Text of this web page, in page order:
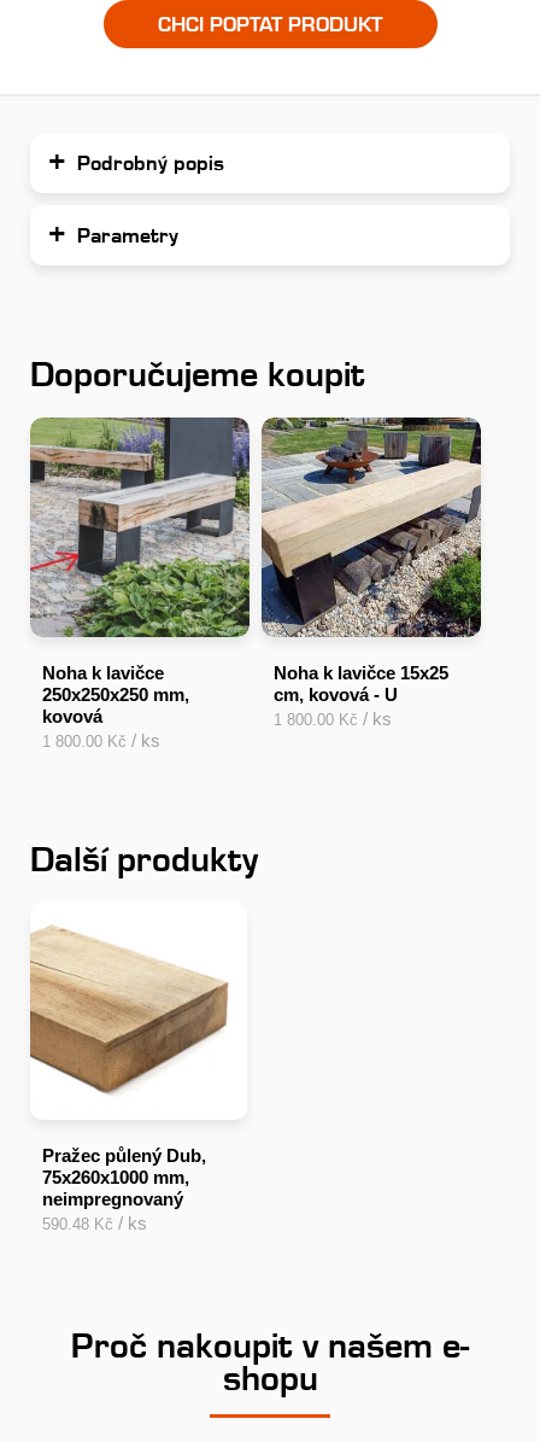
CHCI POPTAT PRODUKT
Podrobný popis
Parametry
Doporučujeme koupit
Noha k lavičce
250x250x250 mm,
kovová
1 800.00 Kč / ks
Noha k lavičce 15x25
cm, kovová - U
1 800.00 Kč / ks
Další produkty
Pražec půlený Dub,
75x260x1000 mm,
neimpregnovaný
590.48 Kč / ks
Proč nakoupit v našem e-
shopu